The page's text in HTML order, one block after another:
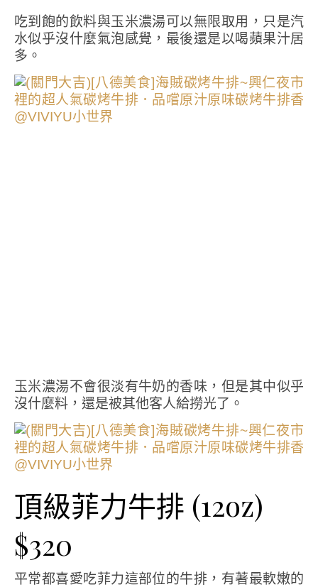
吃到飽的飲料與玉米濃湯可以無限取用，只是汽
水似乎沒什麼氣泡感覺，最後還是以喝蘋果汁居
多。
玉米濃湯不會很淡有牛奶的香味，但是其中似乎
沒什麼料，還是被其他客人給撈光了。
頂級菲力牛排 (12oz)
$320
平常都喜愛吃菲力這部位的牛排，有著最軟嫩的